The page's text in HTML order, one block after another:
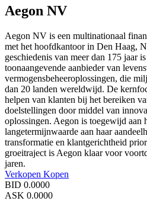
Aegon NV
Aegon NV is een multinationaal
met het hoofdkantoor in Den Haag,
geschiedenis van meer dan 175 jaar
toonaangevende aanbieder van
vermogensbeheeroplossingen, die
dan 20 landen wereldwijd. De
helpen van klanten bij het bereiken
doelstellingen door middel van
oplossingen. Aegon is toegewijd aan
langetermijnwaarde aan haar
transformatie en klantgerichtheid
groeitraject is Aegon klaar voor
jaren.
Verkopen Kopen
BID 0.0000
ASK 0.0000